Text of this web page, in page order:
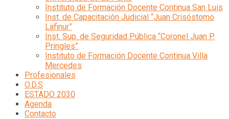
Instituto de Formación Docente Continua San Luis
Inst. de Capacitación Judicial “Juan Crisóstomo
Lafinur”
Inst. Sup. de Seguridad Pública “Coronel Juan P.
Pringles”
Instituto de Formación Docente Continua Villa
Mercedes
Profesionales
O.D.S
ESTADO 2030
Agenda
Contacto